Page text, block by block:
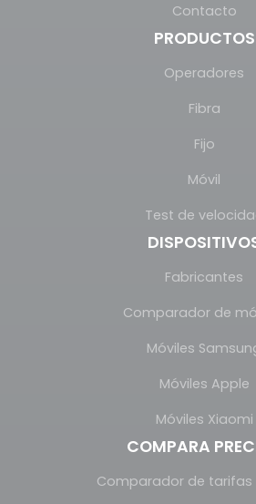
Contacto
PRODUCTOS
Operadores
Fibra
Fijo
Móvil
Test de
Fabricantes
Comparador de
Móviles
Móviles Apple
Móviles Xiaomi
COMPARA
Comparador de tarifas